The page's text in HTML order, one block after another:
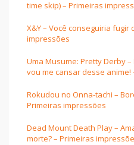
time skip) – Primeiras
X&Y – Você conseguiria
impressões
Uma Musume: Pretty Derby
vou me cansar desse
Rokudou no Onna-tachi –
Primeiras impressões
Dead Mount Death Play –
morte? – Primeiras